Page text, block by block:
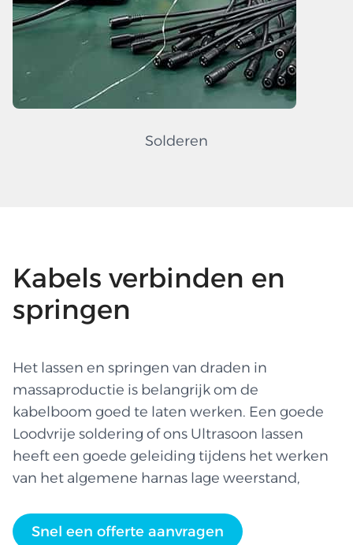
Solderen
Kabels verbinden en
springen
Het lassen en springen van draden in
massaproductie is belangrijk om de
kabelboom goed te laten werken. Een goede
Loodvrije soldering of ons Ultrasoon lassen
heeft een goede geleiding tijdens het werken
van het algemene harnas lage weerstand,
Snel een offerte aanvragen